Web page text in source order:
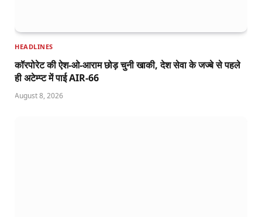
HEADLINES
कॉरपोरेट की ऐश-ओ-आराम छोड़ चुनी खाकी, देश सेवा के जज्बे से पहले
ही अटेम्प्ट में पाई AIR-66
August 8, 2026